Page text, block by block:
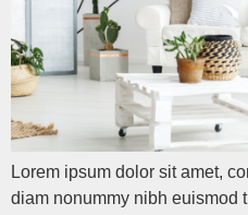
Lorem ipsum dolor sit amet,
diam nonummy nibh euismod